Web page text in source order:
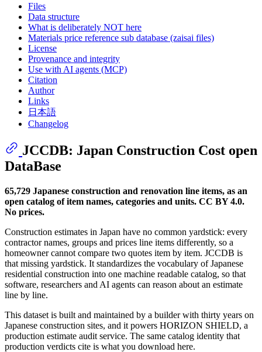
Files
Data structure
What is deliberately NOT here
Materials price reference sub database (zaisai files)
License
Provenance and integrity
Use with AI agents (MCP)
Citation
Author
Links
日本語
Changelog
JCCDB: Japan Construction Cost open
DataBase
65,729 Japanese construction and renovation line items, as an
open catalog of item names, categories and units. CC BY 4.0.
No prices.
Construction estimates in Japan have no common yardstick: every
contractor names, groups and prices line items differently, so a
homeowner cannot compare two quotes item by item. JCCDB is
that missing yardstick. It standardizes the vocabulary of Japanese
residential construction into one machine readable catalog, so that
software, researchers and AI agents can reason about an estimate
line by line.
This dataset is built and maintained by a builder with thirty years on
Japanese construction sites, and it powers HORIZON SHIELD, a
production estimate audit service. The same catalog identity that
production verdicts cite is what you download here.